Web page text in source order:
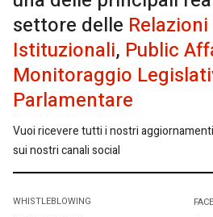
settore delle Relazioni
Istituzionali, Public
Monitoraggio
Parlamentare
Vuoi ricevere tutti i nostri
sui nostri canali social
WHISTLEBLOWING